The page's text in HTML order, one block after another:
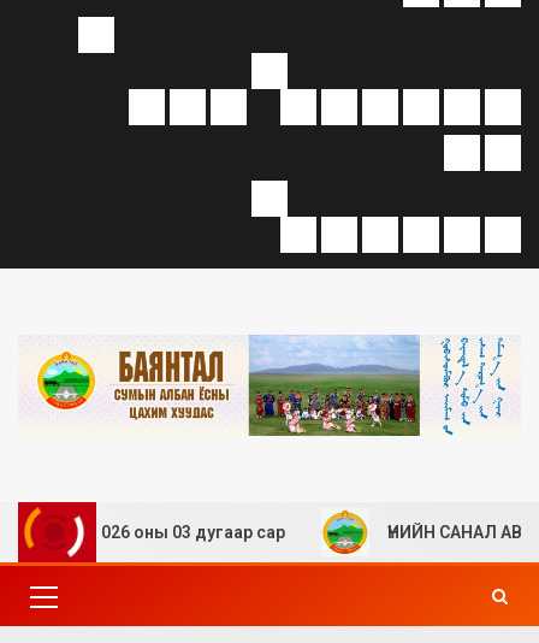
2026 оны 03 дугаар сар ҮНИЙН САНАЛ АВАХ ТУХАЙ